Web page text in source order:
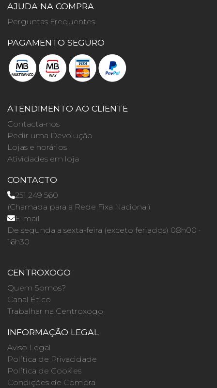
AJUDA NA COMPRA
Perguntas Frequentes
PAGAMENTO SEGURO
ATENDIMENTO AO CLIENTE
Contacta-nos
Pedir uma Devolução
Lojas e horários
Atividades em loja
CONTACTO
251 249 560
(Chamada para a Rede Fixa Nacional)
E-mail
De segunda a sexta-feira (exceto feriados) 08h00 ·
16h30
CENTROXOGO
Quem Somos?
Canal Ético
Trabalhar na Centroxogo
INFORMAÇÃO LEGAL
Aviso Legal
Política de Privacidade
Política de Cookies
Condições de Compra